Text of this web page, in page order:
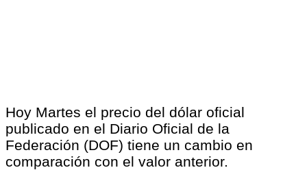
Hoy Martes el precio del dólar oficial
publicado en el Diario Oficial de la
Federación (DOF) tiene un cambio en
comparación con el valor anterior.